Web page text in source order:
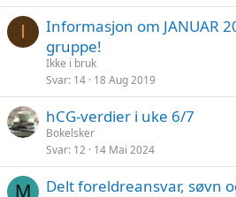
I
Informasjon om JANUAR
gruppe!
Ikke i bruk
Svar 14 18 Aug 2019
hCG-verdier i uke 6/7
Bokelsker
Svar 12 14 Mai 2024
M Delt foreldreansvar, søvn